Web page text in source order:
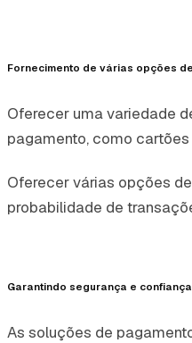
Fornecimento de várias opções
Oferecer uma variedade
pagamento, como
Oferecer várias opções
probabilidade de
Garantindo segurança e confiança
As soluções de